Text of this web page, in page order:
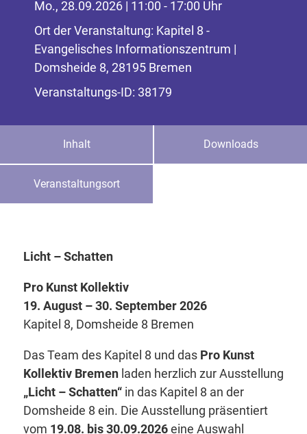
Mo., 28.09.2026 | 11:00 - 17:00 Uhr
Ort der Veranstaltung: Kapitel 8 -
Evangelisches Informationszentrum |
Domsheide 8, 28195 Bremen
Veranstaltungs-ID: 38179
Inhalt Downloads
Veranstaltungsort
Licht – Schatten
Pro Kunst Kollektiv
19. August – 30. September 2026
Kapitel 8, Domsheide 8 Bremen
Das Team des Kapitel 8 und das Pro Kunst
Kollektiv Bremenladen herzlich zur Ausstellung
„Licht – Schatten“in das Kapitel 8 an der
Domsheide 8 ein. Die Ausstellung präsentiert
vom 19.08. bis 30.09.2026eine Auswahl